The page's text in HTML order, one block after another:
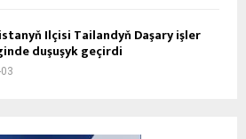
Ilçisi Tailandyň Daşary işler
duşuşyk geçirdi